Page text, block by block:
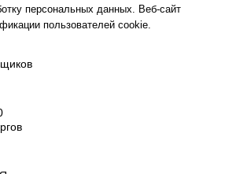
персональных данных. Веб-сайт
пользователей cookie.